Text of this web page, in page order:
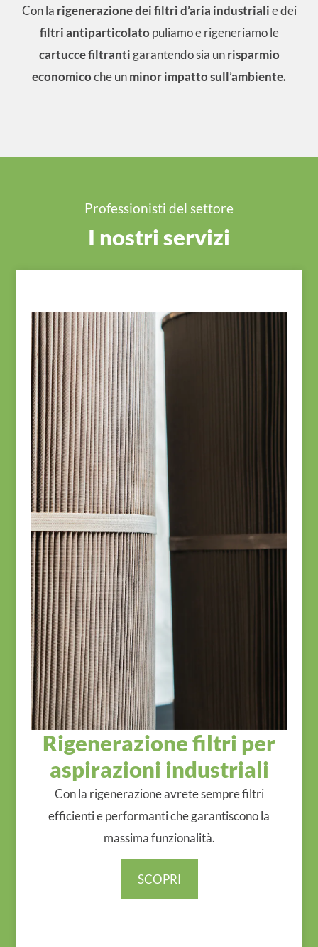
Con la rigenerazione dei filtri d’aria industrialie dei
filtri antiparticolato puliamo e rigeneriamo le
cartucce filtranti garantendo sia unrisparmio
economicoche unminor impatto sull’ambiente.
Professionisti del settore
I nostri servizi
Rigenerazione filtri per
aspirazioni industriali
Con la rigenerazione avrete sempre filtri
efficienti e performanti che garantiscono la
massima funzionalità.
SCOPRI